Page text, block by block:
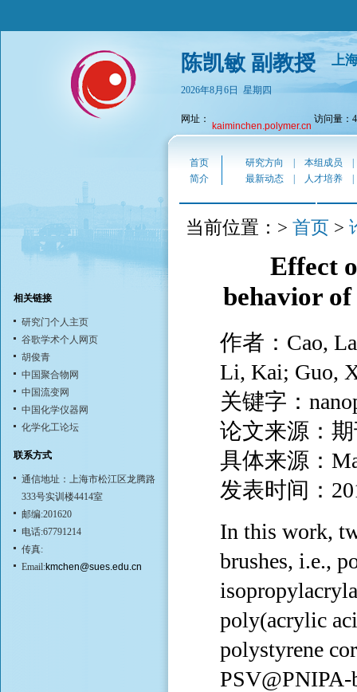
陈凯敏 副教授 上
2026年8月6日 星期四
网址：
kaiminchen.polymer.cn 访问量：
相关链接
研究门个人主页
谷歌学术个人网页
胡俊青
中国聚合物网
中国流变网
中国化学仪器网
化学化工论坛
联系方式
通信地址：上海市松江区龙腾路
333号实训楼4414室
邮编:201620
电话:67791214
传真:
Email:kmchen@sues.edu.cn
首页 研究方向 本组成员
简介
最新动态 人才培养
当前位置：> 首页 >
Effect
behavior
作者：Cao,
Li, Kai; Guo,
关键字：
论文来源：
具体来源：
发表时间：
In this work,
brushes, i.e.,
poly(acrylic
polystyrene
PSV@PNIPA-